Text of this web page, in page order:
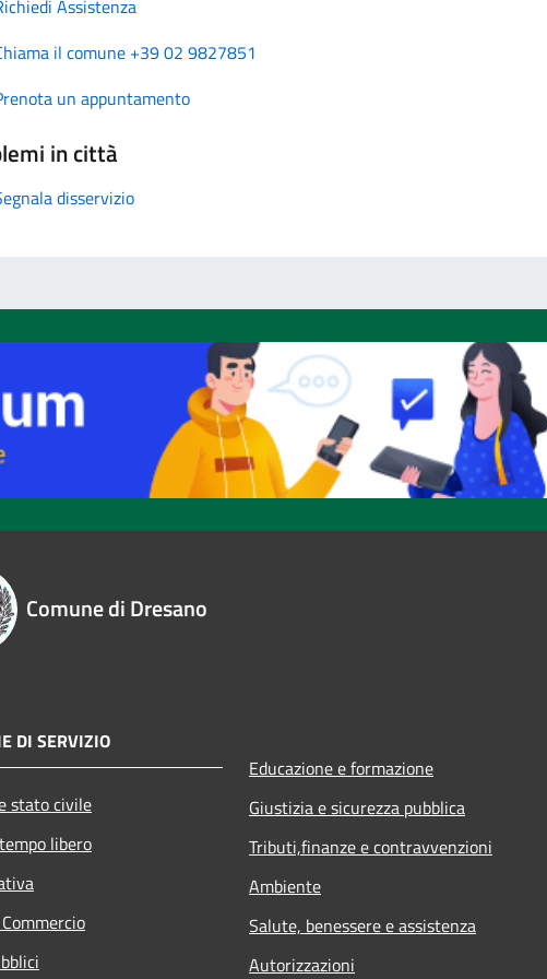
Assistenza
il comune +39 02 9827851
un appuntamento
in città
disservizio
Comune di Dresano
DI SERVIZIO
stato civile
libero
Educazione e formazione
Giustizia e sicurezza pubblica
Tributi,finanze e contravvenzioni
Ambiente
Salute, benessere e assistenza
Autorizzazioni